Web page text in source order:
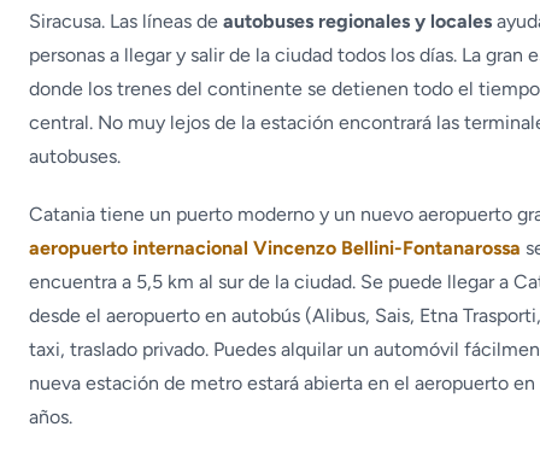
Siracusa. Las líneas de autobuses regionales y locales
personas a llegar y salir de la ciudad todos los días. La gran
donde los trenes del continente se detienen todo el
central. No muy lejos de la estación encontrará las
autobuses.
Catania tiene un puerto moderno y un nuevo aeropuerto
aeropuerto internacional Vincenzo Bellini-Fontanarossa
encuentra a 5,5 km al sur de la ciudad. Se puede llegar a
desde el aeropuerto en autobús (Alibus, Sais, Etna
taxi, traslado privado. Puedes alquilar un automóvil
nueva estación de metro estará abierta en el aeropuerto en
años.